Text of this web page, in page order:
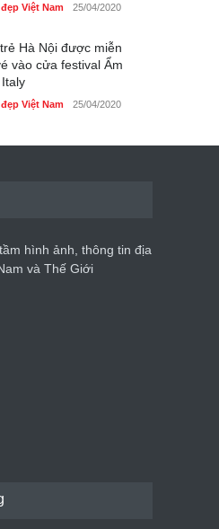
Việt Nam 25/04/2020
Hà Nội được miễn
vào cửa festival Ẩm
Việt Nam 25/04/2020
mạch khoe sắc
quốc gia
Việt Nam 24/04/2020
hình ảnh, thông tin địa
và Thế Giới